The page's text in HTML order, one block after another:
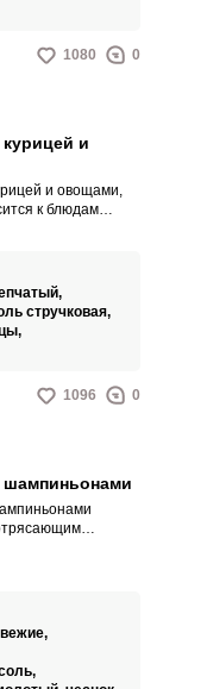
1080 0
курицей и
и овощами,
к блюдам
с вином в
и
(арборио,
или карнароли),
текстура блюда
стручковая,
1096 0
шампиньонами